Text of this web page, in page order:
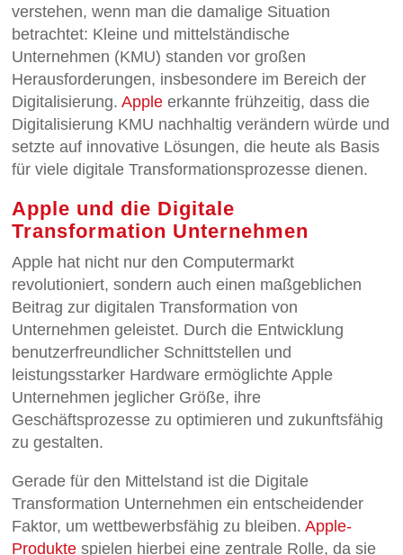
verstehen, wenn man die damalige Situation
betrachtet: Kleine und mittelständische
Unternehmen (KMU) standen vor großen
Herausforderungen, insbesondere im Bereich der
Digitalisierung.Apple erkannte frühzeitig, dass die
Digitalisierung KMU nachhaltig verändern würde und
setzte auf innovative Lösungen, die heute als Basis
für viele digitale Transformationsprozesse dienen.
Apple und die Digitale
Transformation Unternehmen
Apple hat nicht nur den Computermarkt
revolutioniert, sondern auch einen maßgeblichen
Beitrag zur digitalen Transformation von
Unternehmen geleistet. Durch die Entwicklung
benutzerfreundlicher Schnittstellen und
leistungsstarker Hardware ermöglichte Apple
Unternehmen jeglicher Größe, ihre
Geschäftsprozesse zu optimieren und zukunftsfähig
zu gestalten.
Gerade für den Mittelstand ist die Digitale
Transformation Unternehmen ein entscheidender
Faktor, um wettbewerbsfähig zu bleiben. Apple-
Produkte spielen hierbei eine zentrale Rolle, da sie